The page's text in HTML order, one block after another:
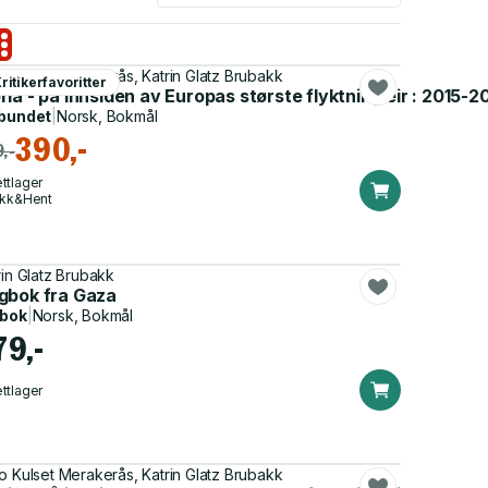
og håp
Kulset Merakerås, Katrin Glatz Brubakk
- på innsiden av Europas største flyktningleir : 2015-
|Norsk, Bokmål
390,-
Glatz Brubakk
fra Gaza
| Norsk, Bokmål
Kulset Merakerås, Katrin Glatz Brubakk